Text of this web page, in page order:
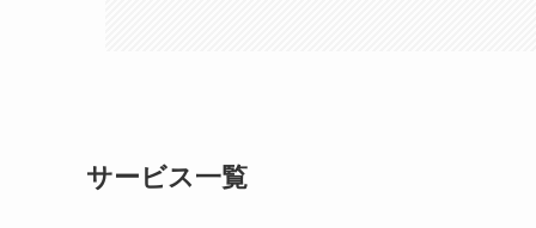
サービス一覧